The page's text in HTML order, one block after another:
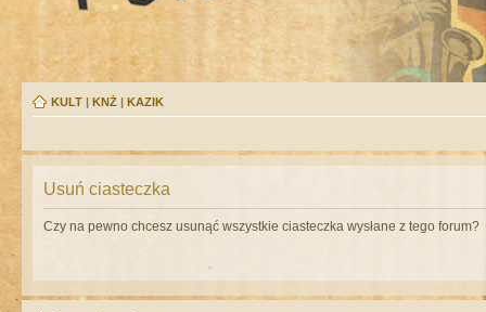
KULT | KNŻ | KAZIK
Usuń ciasteczka
Czy na pewno chcesz usunąć wszystkie ciasteczka wysłane z tego forum?